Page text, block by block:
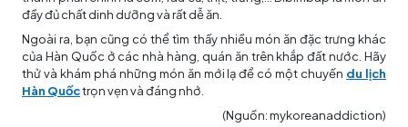
đầy đủ chất dinh dưỡng và rất dễ ăn.
Ngoài ra, bạn cũng có thể tìm thấy nhiều món ăn đặc trưng khác
của Hàn Quốc ở các nhà hàng, quán ăn trên khắp đất nước. Hãy
thử và khám phá những món ăn mới lạ để có một chuyến du lịch
Hàn Quốctrọn vẹn và đáng nhớ.
(Nguồn: mykoreanaddiction)